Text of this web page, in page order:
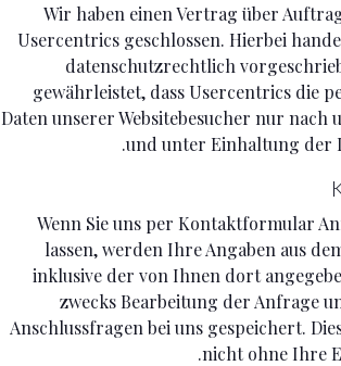
Wir haben einen Vertrag über
Usercentrics geschlossen. Hierbei
datenschutzrechtlich
gewährleistet, dass Usercentrics die
Daten unserer Websitebesucher nur nach
und unter Einhaltung der
Wenn Sie uns per Kontaktformular
lassen, werden Ihre Angaben aus
inklusive der von Ihnen dort
zwecks Bearbeitung der Anfrage
Anschlussfragen bei uns gespeichert.
nicht ohne Ihre